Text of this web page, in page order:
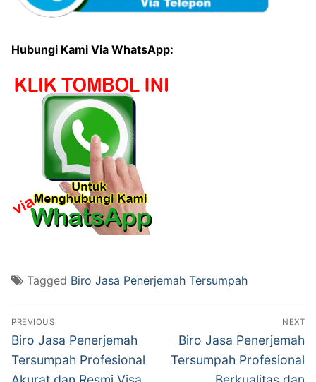
Hubungi Kami Via WhatsApp:
Tagged Biro Jasa Penerjemah Tersumpah
Post
navigation
PREVIOUS
Previous
post:
Biro Jasa Penerjemah
Tersumpah Profesional
NEXT
Next
post:
Biro Jasa Penerjemah
Tersumpah Profesional